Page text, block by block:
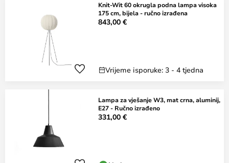
Knit-Wit 60 okrugla podna lampa visoka
175 cm, bijela - ručno izrađena
843,00 €
Vrijeme isporuke: 3 - 4 tjedna
Lampa za vješanje W3, mat crna, aluminij,
E27 - Ručno izrađeno
331,00 €